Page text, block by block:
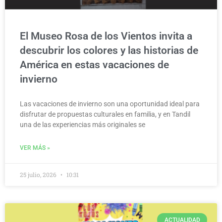
El Museo Rosa de los Vientos invita a
descubrir los colores y las historias de
América en estas vacaciones de
invierno
Las vacaciones de invierno son una oportunidad ideal para
disfrutar de propuestas culturales en familia, y en Tandil
una de las experiencias más originales se
VER MÁS »
25 julio, 2026 10:31
ACTUALIDAD